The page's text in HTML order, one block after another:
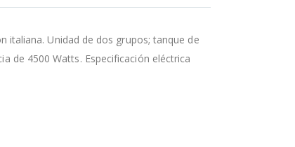
italiana. Unidad de dos grupos; tanque de
de 4500 Watts. Especificación eléctrica